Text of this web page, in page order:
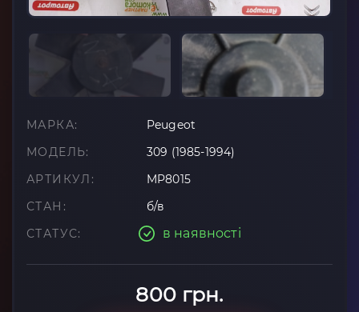
МАРКА:
Peugeot
МОДЕЛЬ:
309 (1985-1994)
АРТИКУЛ:
MP8015
СТАН:
б/в
СТАТУС:
в наявності
800 грн.